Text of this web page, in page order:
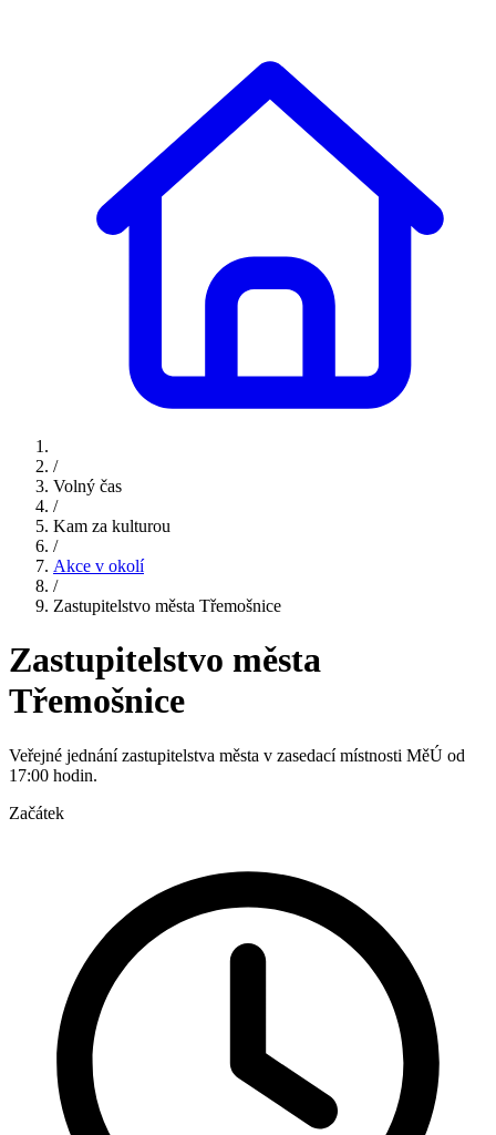
/
Volný čas
/
Kam za kulturou
/
Akce v okolí
/
Zastupitelstvo města Třemošnice
Zastupitelstvo města
Třemošnice
Veřejné jednání zastupitelstva města v zasedací místnosti MěÚ od
17:00 hodin.
Začátek